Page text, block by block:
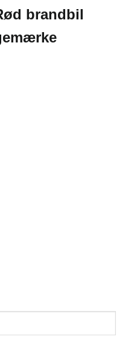
brandbil